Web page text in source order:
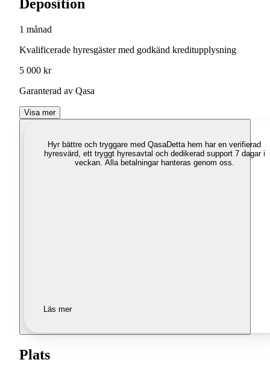
Deposition
1 månad
Kvalificerade hyresgäster med godkänd kreditupplysning
5 000 kr
Garanterad av Qasa
Visa mer
Hyr bättre och tryggare med QasaDetta hem har en verifierad
hyresvärd, ett tryggt hyresavtal och dedikerad support 7 dagar i
veckan. Alla betalningar hanteras genom oss.
Läs mer
Plats